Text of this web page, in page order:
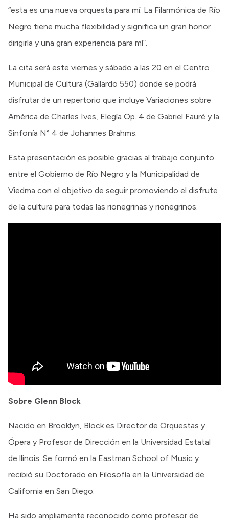
“esta es una nueva orquesta para mí. La Filarmónica de Río
Negro tiene mucha flexibilidad y significa un gran honor
dirigirla y una gran experiencia para mí”.
La cita será este viernes y sábado a las 20 en el Centro
Municipal de Cultura (Gallardo 550) donde se podrá
disfrutar de un repertorio que incluye Variaciones sobre
América de Charles Ives, Elegía Op. 4 de Gabriel Fauré y la
Sinfonía N° 4 de Johannes Brahms.
Esta presentación es posible gracias al trabajo conjunto
entre el Gobierno de Río Negro y la Municipalidad de
Viedma con el objetivo de seguir promoviendo el disfrute
de la cultura para todas las rionegrinas y rionegrinos.
Sobre Glenn Block
Nacido en Brooklyn, Block es Director de Orquestas y
Ópera y Profesor de Dirección en la Universidad Estatal
de llinois. Se formó en la Eastman School of Music y
recibió su Doctorado en Filosofía en la Universidad de
California en San Diego.
Ha sido ampliamente reconocido como profesor de